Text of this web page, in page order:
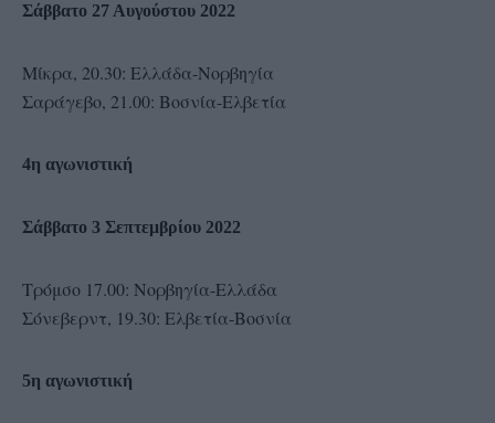
Σάββατο 27 Αυγούστου 2022
Μίκρα, 20.30: Ελλάδα-Νορβηγία
Σαράγεβο, 21.00: Βοσνία-Ελβετία
4η αγωνιστική
Σάββατο 3 Σεπτεμβρίου 2022
Τρόμσο 17.00: Νορβηγία-Ελλάδα
Σόνεβερντ, 19.30: Ελβετία-Βοσνία
5η αγωνιστική